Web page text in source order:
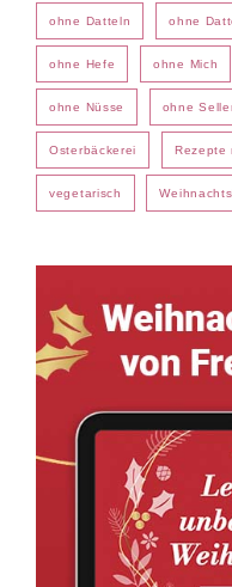
ohne Datteln ohne
ohne Hefe ohne Mich
ohne Nüsse ohne
Osterbäckerei Rezepte
vegetarisch